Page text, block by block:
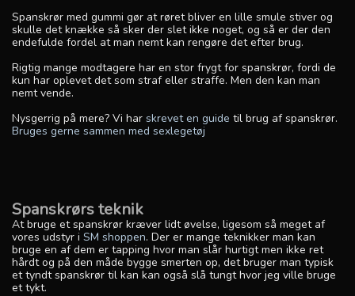
Spanskrør med gummi gør at røret bliver en lille smule stiver og
skulle det knække så sker der slet ikke noget, og så er der den
endefulde fordel at man nemt kan rengøre det efter brug.
Rigtig mange modtagere har en stor frygt for spanskrør, fordi de
kun har oplevet det som straf eller straffe. Men den kan man
nemt vende.
Nysgerrig på mere? Vi har skrevet en guide til brug af spanskrør.
Bruges gerne sammen med sexlegetøj
Spanskrørs teknik
At bruge et spanskrør kræver lidt øvelse, ligesom så meget af
vores udstyr i SM shoppen. Der er mange teknikker man kan
bruge en af dem er tapping hvor man slår hurtigt men ikke ret
hårdt og på den måde bygge smerten op, det bruger man typisk
et tyndt spanskrør til kan kan også slå tungt hvor jeg ville bruge
et tykt.